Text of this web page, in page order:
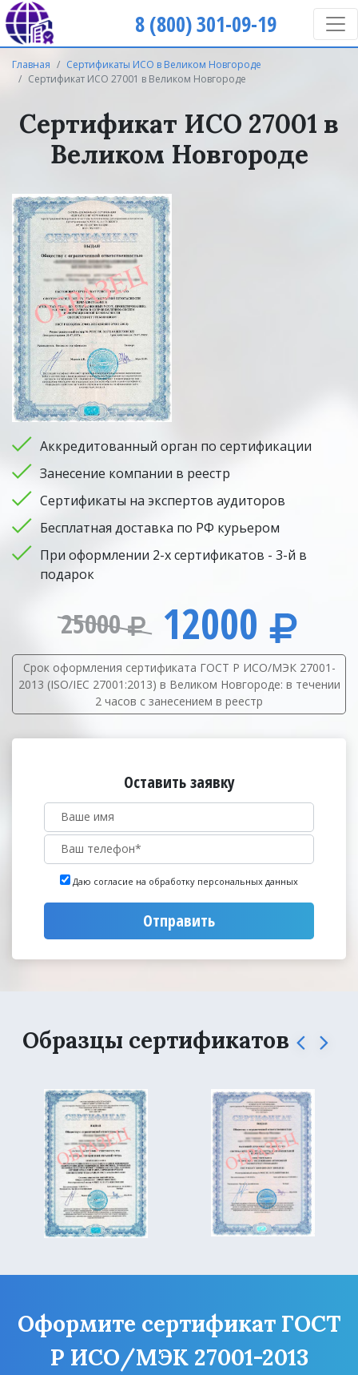
8 (800) 301-09-19
Главная
Сертификаты ИСО в Великом Новгороде
Сертификат ИСО 27001 в Великом Новгороде
Сертификат ИСО 27001 в
Великом Новгороде
Аккредитованный орган по сертификации
Занесение компании в реестр
Сертификаты на экспертов аудиторов
Бесплатная доставка по РФ курьером
При оформлении 2-х сертификатов - 3-й в
подарок
25000 12000
Срок оформления сертификата ГОСТ Р ИСО/МЭК 27001-
2013 (ISO/IEC 27001:2013) в Великом Новгороде: в течении
2 часов с занесением в реестр
Оставить заявку
Даю согласие на обработку персональных данных
Отправить
Образцы сертификатов
Оформите сертификат ГОСТ
Р ИСО/МЭК 27001-2013